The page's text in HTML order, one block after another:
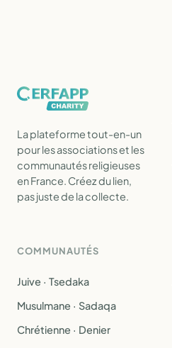
La plateforme tout-en-un
pour les associations et les
communautés religieuses
en France. Créez du lien,
pas juste de la collecte.
COMMUNAUTÉS
Juive · Tsedaka
Musulmane · Sadaqa
Chrétienne · Denier